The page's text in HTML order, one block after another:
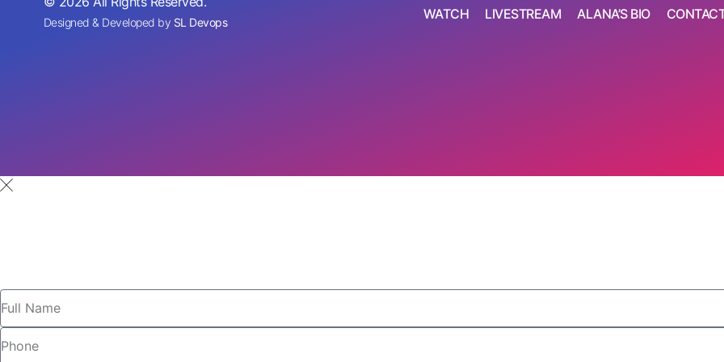
Designed & Developed by SL Devops
WATCH LIVESTREAM ALANA’S BIO